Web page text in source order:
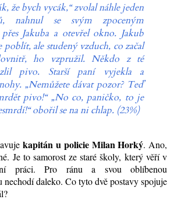
že bych vycák,“ zvolal náhle jeden
nahnul se svým zpoceným
Jakuba a otevřel okno. Jakub
poblít, ale studený vzduch, co začal
ho vzpružil. Někdo z té
pivo. Starší paní vyjekla a
„Nemůžete dávat pozor? Teď
pivo!“ „No co, paničko, to je
obořil se na ni chlap. (23%)
kapitán u policie Milan Horký. Ano,
Je to samorost ze staré školy, který věří v
práci. Pro ránu a svou oblíbenou
nechodí daleko. Co tyto dvě postavy spojuje